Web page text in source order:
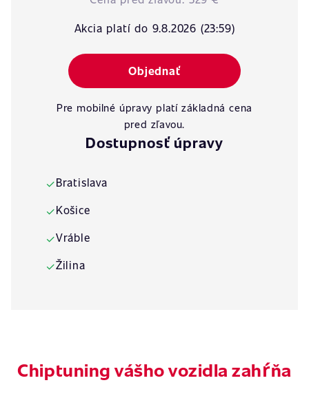
Akcia platí do 9.8.2026 (23:59)
Objednať
Pre mobilné úpravy platí základná cena
pred zľavou.
Dostupnosť úpravy
✓Bratislava
✓Košice
✓Vráble
✓Žilina
Chiptuning vášho vozidla zahŕňa